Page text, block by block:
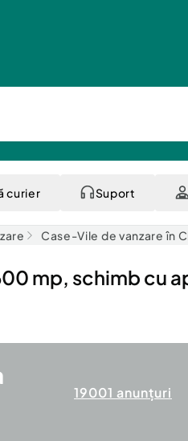
curier Suport
Case-Vile de vanzare în
mp, schimb cu
19001 anunțuri